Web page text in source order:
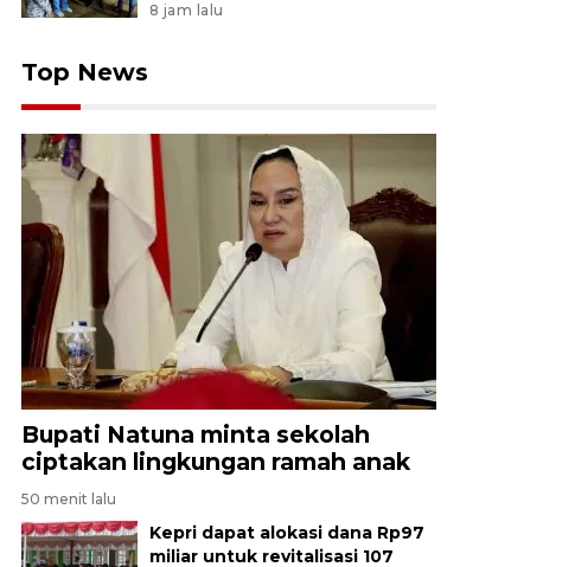
8 jam lalu
Top News
Bupati Natuna minta sekolah
ciptakan lingkungan ramah anak
50 menit lalu
Kepri dapat alokasi dana Rp97
miliar untuk revitalisasi 107